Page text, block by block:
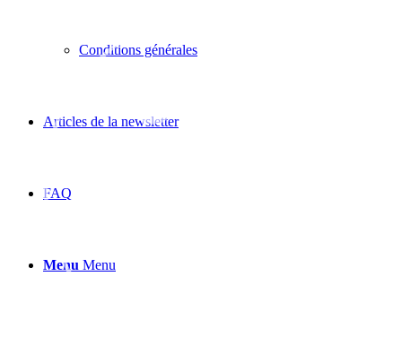
Conditions générales
Articles de la newsletter
FAQ
Menu Menu